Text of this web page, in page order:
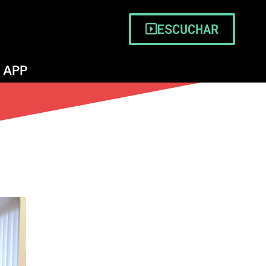
ESCUCHAR
APP